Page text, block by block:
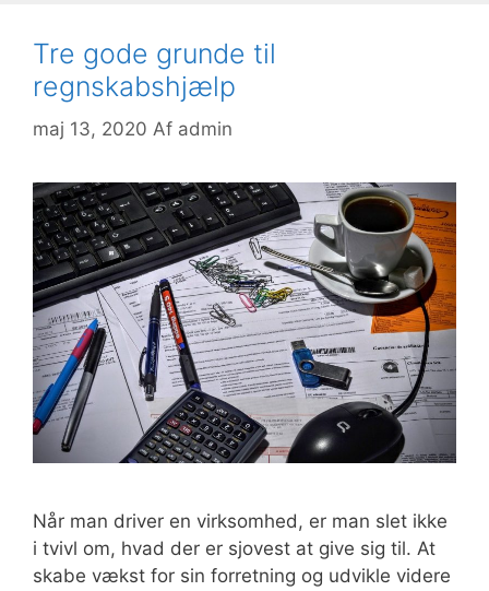
Tre gode grunde til
regnskabshjælp
maj 13, 2020 Af admin
Når man driver en virksomhed, er man slet ikke
i tvivl om, hvad der er sjovest at give sig til. At
skabe vækst for sin forretning og udvikle videre